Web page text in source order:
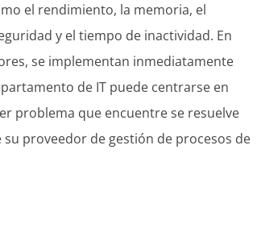
el rendimiento, la memoria, el
y el tiempo de inactividad. En
se implementan inmediatamente
de IT puede centrarse en
problema que encuentre se resuelve
proveedor de gestión de procesos de